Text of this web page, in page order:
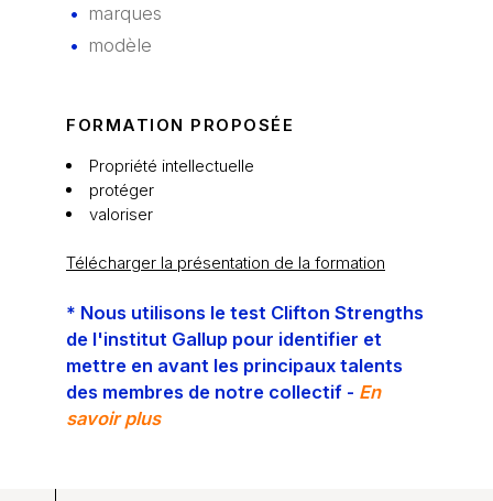
marques
modèle
FORMATION PROPOSÉE
Propriété intellectuelle
protéger
valoriser
Télécharger la présentation de la formation
* Nous utilisons le test Clifton Strengths
de l'institut Gallup pour identifier et
mettre en avant les principaux talents
des membres de notre collectif - En
savoir plus